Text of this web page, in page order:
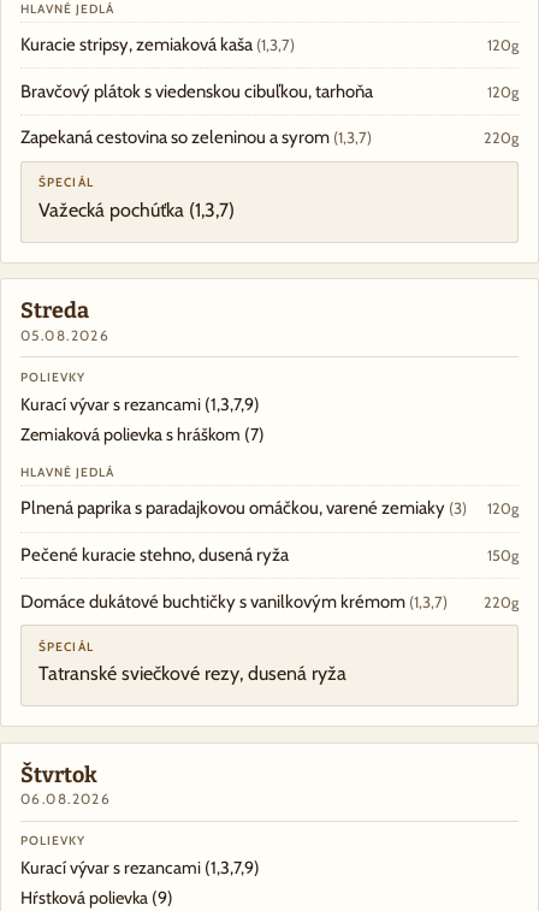
HLAVNÉ JEDLÁ
Kuracie stripsy, zemiaková kaša (1,3,7) 120g
Bravčový plátok s viedenskou cibuľkou, tarhoňa 120g
Zapekaná cestovina so zeleninou a syrom (1,3,7) 220g
ŠPECIÁL
Važecká pochúťka (1,3,7)
Streda
05.08.2026
POLIEVKY
Kurací vývar s rezancami (1,3,7,9)
Zemiaková polievka s hráškom (7)
HLAVNÉ JEDLÁ
Plnená paprika s paradajkovou omáčkou, varené zemiaky (3) 120g
Pečené kuracie stehno, dusená ryža 150g
Domáce dukátové buchtičky s vanilkovým krémom (1,3,7) 220g
ŠPECIÁL
Tatranské sviečkové rezy, dusená ryža
Štvrtok
06.08.2026
POLIEVKY
Kurací vývar s rezancami (1,3,7,9)
Hŕstková polievka (9)